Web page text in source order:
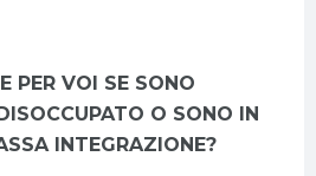
PER VOI SE SONO
O SONO IN
INTEGRAZIONE?